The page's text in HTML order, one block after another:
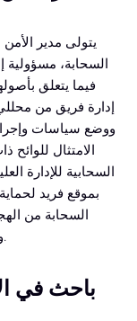
يتولى مدير
السحابة، مسؤولية
فيما يتعلق
إدارة فريق من
ووضع سياسات
الامتثال
السحابية للإدارة
السحابة من
وسوء التكوين، والتهديدات المستمرة المتقدمة.
باحث في